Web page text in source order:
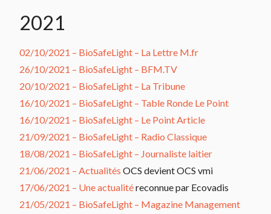
2021
02/10/2021 – BioSafeLight – La Lettre M.fr
26/10/2021 – BioSafeLight – BFM.TV
20/10/2021 – BioSafeLight – La Tribune
16/10/2021 – BioSafeLight – Table Ronde Le Point
16/10/2021 – BioSafeLight – Le Point Article
21/09/2021 – BioSafeLight – Radio Classique
18/08/2021 – BioSafeLight – Journaliste laitier
21/06/2021 – Actualités OCS devient OCS vmi
17/06/2021 – Une actualitéreconnue par Ecovadis
21/05/2021 – BioSafeLight – Magazine Management